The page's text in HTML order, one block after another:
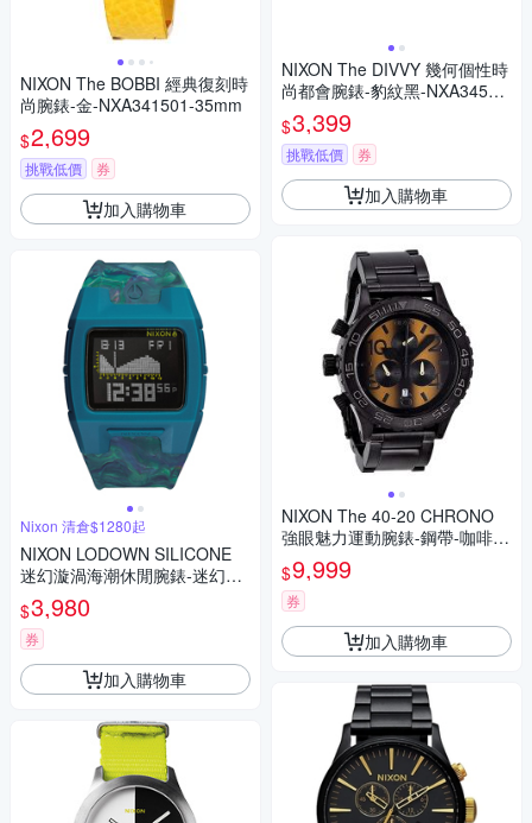
NIXON The BOBBI 經典復刻時
尚腕錶-金-NXA341501-35mm
$2,699
挑戰低價 券
加入購物車
Nixon 清倉$1280起
NIXON LODOWN SILICONE
迷幻漩渦海潮休閒腕錶-迷幻藍/
39mmX31m
$3,980
券
加入購物車
NIXON The DIVVY 幾何個性時
尚都會腕錶-豹紋黑-NXA34511
53-36mm
$3,399
挑戰低價 券
加入購物車
NIXON The 40-20 CHRONO
強眼魅力運動腕錶-鋼帶-咖啡/4
2mm
$9,999
券
加入購物車